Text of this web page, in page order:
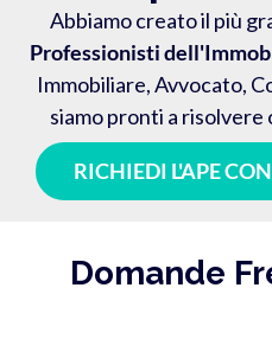
Abbiamo creato il più
Professionisti
Immobiliare, Avvocato,
siamo pronti a risolvere
RICHIEDI L'APE
Domande